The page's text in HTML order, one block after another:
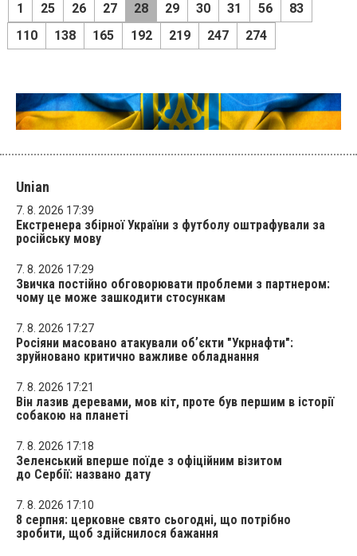
1 25 26 27 28 29 30 31 56
83
110
138 165 192 219 247 274
Unian
7. 8. 2026 17:39
Екстренера збірної України з футболу оштрафували за
російську мову
7. 8. 2026 17:29
Звичка постійно обговорювати проблеми з партнером:
чому це може зашкодити стосункам
7. 8. 2026 17:27
Росіяни масовано атакували обʼєкти "Укрнафти":
зруйновано критично важливе обладнання
7. 8. 2026 17:21
Він лазив деревами, мов кіт, проте був першим в історії
собакою на планеті
7. 8. 2026 17:18
Зеленський вперше поїде з офіційним візитом
до Сербії: названо дату
7. 8. 2026 17:10
8 серпня: церковне свято сьогодні, що потрібно
зробити, щоб здійснилося бажання